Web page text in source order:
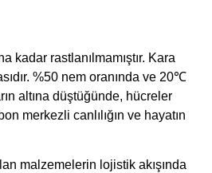
rastlanılmamıştır. Kara
%50 nem oranında ve 20℃
altına düştüğünde, hücreler
merkezli canlılığın ve hayatın
malzemelerin lojistik akışında